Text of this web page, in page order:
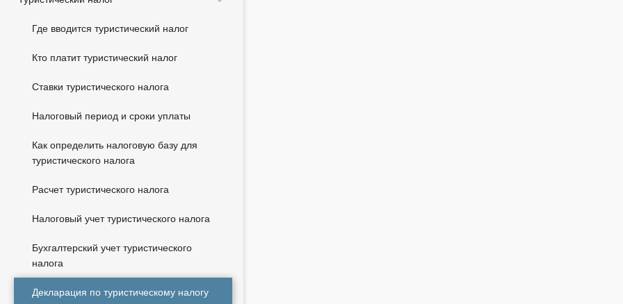
Где вводится туристический налог
Кто платит туристический налог
Ставки туристического налога
Налоговый период и сроки уплаты
Как определить налоговую базу для
туристического налога
Расчет туристического налога
Налоговый учет туристического налога
Бухгалтерский учет туристического
налога
Декларация по туристическому налогу